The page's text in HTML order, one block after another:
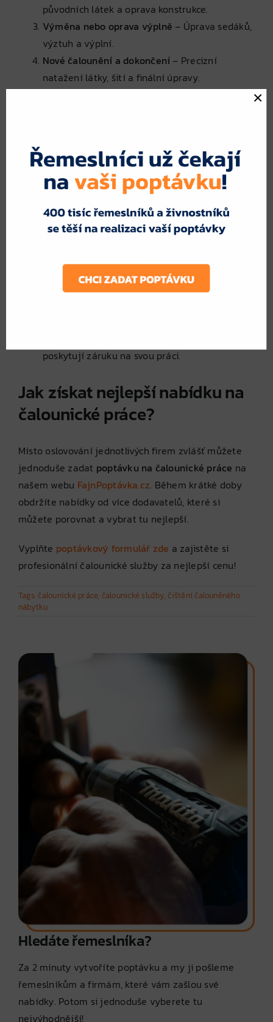
původních látek a oprava konstrukce.
Výměna nebo oprava výplně – Úprava sedáků,
výztuh a výplní.
Nové čalounění a dokončení – Precizní
natažení látky, šití a finální úpravy.
Proč poptat více odborníků na
čalounictví?
Oslovením více specialistů získáte:
Porovnání cenových nabídek – Každý čalouník
Různé stylové možnosti
– Možnost výběru
ideální látky a provedení.
poskytují záruku na svou práci.
Jak získat nejlepší nabídku na
čalounické práce?
Místo oslovování jednotlivých firem zvlášť můžete
jednoduše zadat poptávku na čalounické práce na
našem webu FajnPoptávka.cz. Během krátké doby
obdržíte nabídky od více dodavatelů, které si
můžete porovnat a vybrat tu nejlepší.
Vyplňte poptávkový formulář zde a zajistěte si
profesionální čalounické služby za nejlepší cenu!
Tags: čalounické práce, čalounické služby, čištění čalouněného
nábytku
Hledáte řemeslníka?
Za 2 minuty vytvoříte poptávku a my ji pošleme
řemeslníkům a firmám, které vám zašlou své
nabídky. Potom si jednoduše vyberete tu
nejvýhodnější!
×